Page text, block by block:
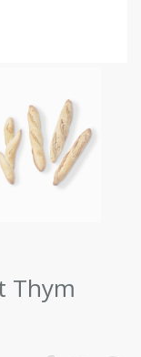
Thym